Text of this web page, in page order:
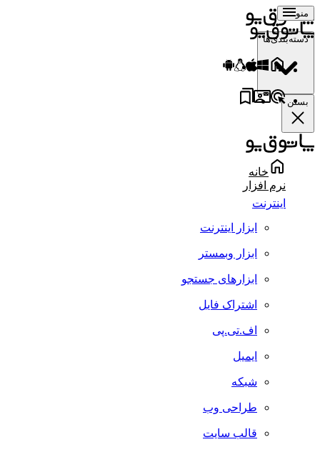
منو
دسته‌بندی‌ها
بستن
خانه
نرم افزار
اینترنت
ابزار اینترنت
ابزار وبمستر
ابزارهای جستجو
اشتراک فایل
اف.تی.پی
ایمیل
شبکه
طراحی وب
قالب سایت